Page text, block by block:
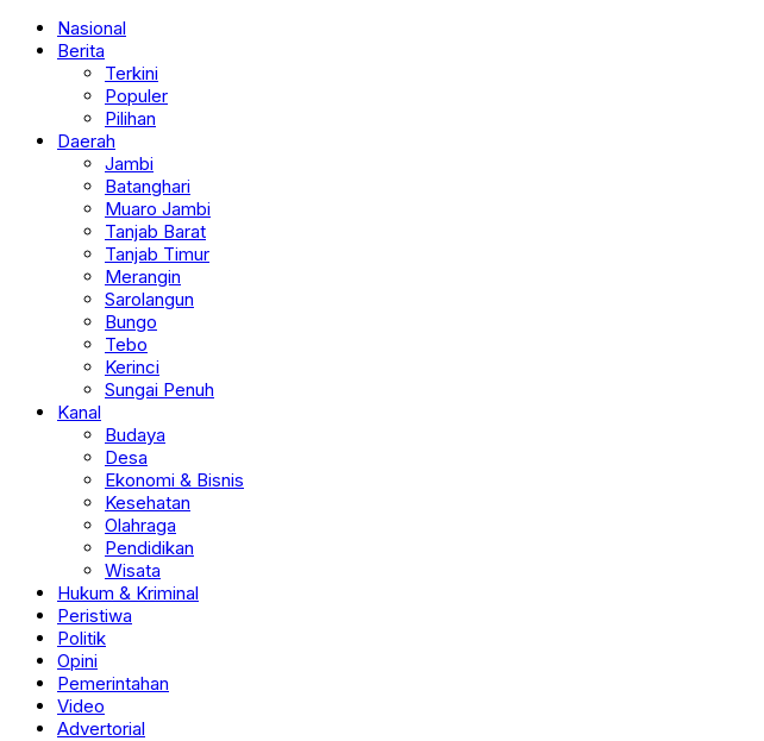
Nasional
Berita
Terkini
Populer
Pilihan
Daerah
Jambi
Batanghari
Muaro Jambi
Tanjab Barat
Tanjab Timur
Merangin
Sarolangun
Bungo
Tebo
Kerinci
Sungai Penuh
Kanal
Budaya
Desa
Ekonomi & Bisnis
Kesehatan
Olahraga
Pendidikan
Wisata
Hukum & Kriminal
Peristiwa
Politik
Opini
Pemerintahan
Video
Advertorial